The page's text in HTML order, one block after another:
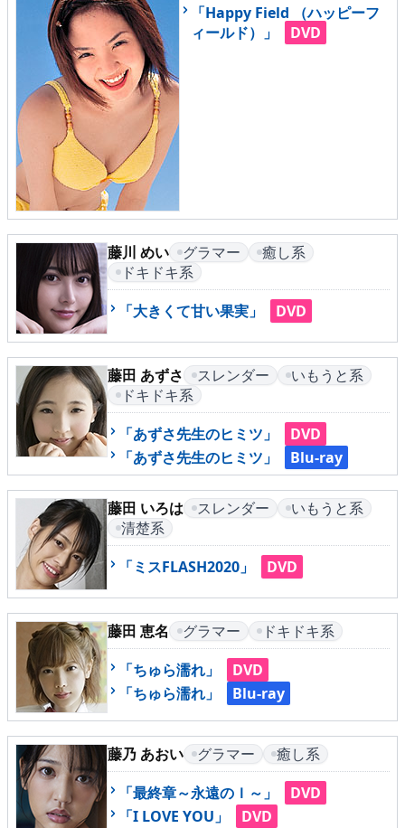
個人情報保護について
よくあるご質問
会社概要
お問い合わせフォーム
「Happy Field （ハッピーフ
ィールド）」
DVD
藤川 めい グラマー
癒し系
ドキドキ系
「大きくて甘い果実」
DVD
藤田 あずさ スレンダー
いもうと系
ドキドキ系
「あずさ先生のヒミツ」
DVD
「あずさ先生のヒミツ」
Blu-ray
藤田 いろは スレンダー
いもうと系
清楚系
「ミスFLASH2020」
DVD
藤田 恵名 グラマー
ドキドキ系
「ちゅら濡れ」
DVD
「ちゅら濡れ」
Blu-ray
藤乃 あおい グラマー
癒し系
「最終章～永遠のＩ～」
DVD
「I LOVE YOU」
DVD